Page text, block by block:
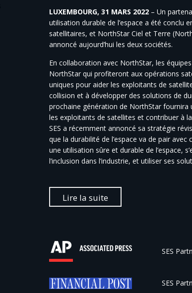
LUXEMBOURG, 31 MARS 2022 – Un
utilisation durable de l’espace a été conclu
satellitaires, et NorthStar Ciel et Terre
annoncé aujourd’hui les deux sociétés.
En collaboration avec NorthStar, les
NorthStar qui profiteront aux opérations
uniques pour aider les exploitants de
collision et à développer des solutions de
prochaine génération de NorthStar
les exploitants de satellites et contribuer à
SES a récemment annoncé sa stratégie
que la durabilité de l’espace va de pair
une utilisation sûre et durable de l’espace,
l’inclusion dans l’industrie, et utiliser ses
Lire la suite
SES
SES